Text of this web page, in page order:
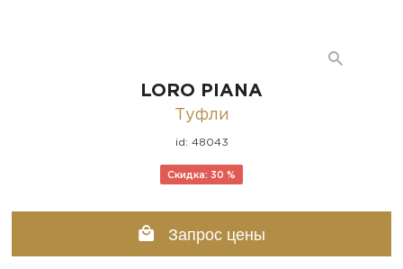
LORO PIANA
Туфли
id: 48043
Скидка: 30 %
Запрос цены